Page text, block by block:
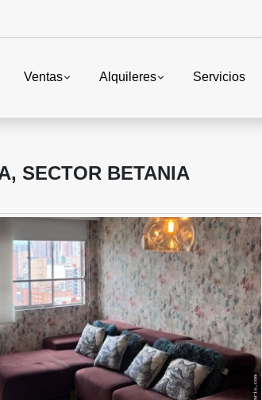
Ventas Alquileres Servicios
SECTOR BETANIA